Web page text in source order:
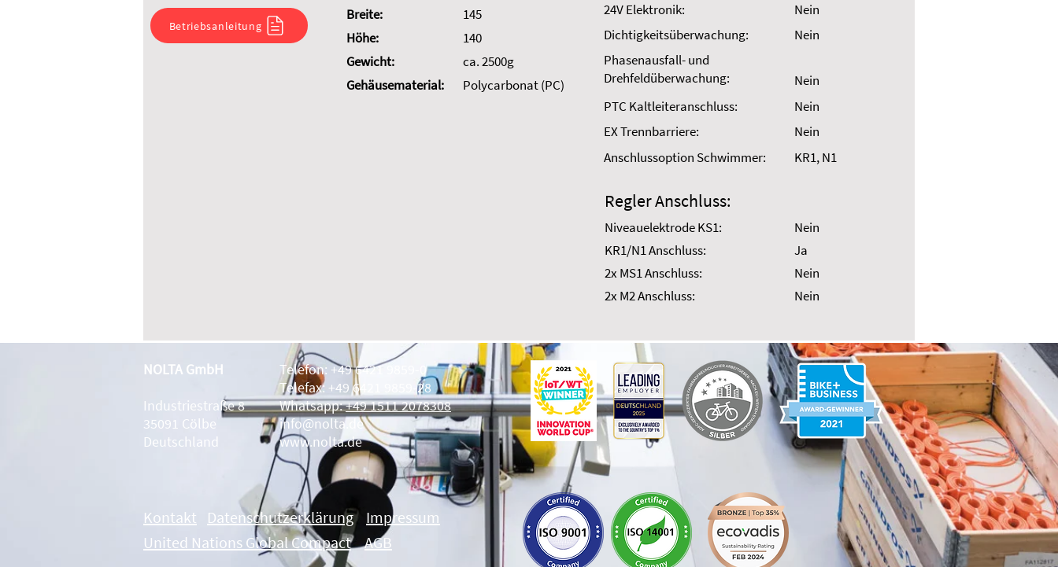
Betriebsanleitung
Breite:
Höhe:
Gewicht:
Gehäusematerial:
145
140
ca. 2500g
Polycarbonat (PC)
24V Elektronik:
Dichtigkeitsüberwachung:
Phasenausfall- und
Drehfeldüberwachung:
PTC Kaltleiteranschluss:
EX Trennbarriere:
Anschlussoption Schwimmer:
Nein
Nein
Nein
Nein
Nein
KR1, N1
Regler Anschluss:
Niveauelektrode KS1:
KR1/N1 Anschluss:
2x MS1 Anschluss:
2x M2 Anschluss:
Nein
Ja
Nein
Nein
NOLTA GmbH
Industriestraße 8
35091 Cölbe
Deutschland
Telefon: +49 6421 9859-0
Telefax: +49 6421 9859-28
Whatsapp:+49 1511 2078308
info@nolta.de
www.nolta.de
Kontakt Datenschutzerklärung
Impressum
United Nations Global Compact
AGB